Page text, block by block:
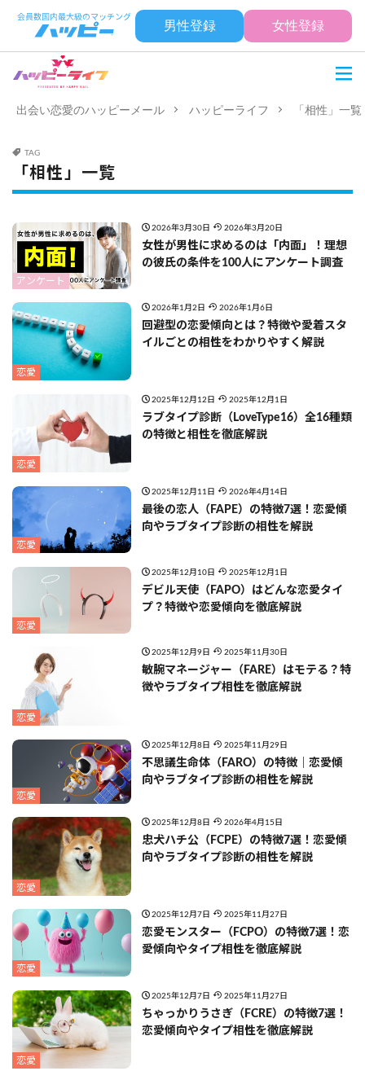
男性登録 女性登録
出会い恋愛のハッピーメール ハッピーライフ 「相性」一覧
TAG
「相性」一覧
アンケート
2026年3月30日 2026年3月20日
女性が男性に求めるのは「内面」！理想
の彼氏の条件を100人にアンケート調査
恋愛
2026年1月2日 2026年1月6日
回避型の恋愛傾向とは？特徴や愛着スタ
イルごとの相性をわかりやすく解説
恋愛
2025年12月12日 2025年12月1日
ラブタイプ診断（LoveType16）全16種類
の特徴と相性を徹底解説
恋愛
2025年12月11日 2026年4月14日
最後の恋人（FAPE）の特徴7選！恋愛傾
向やラブタイプ診断の相性を解説
恋愛
2025年12月10日 2025年12月1日
デビル天使（FAPO）はどんな恋愛タイ
プ？特徴や恋愛傾向を徹底解説
恋愛
2025年12月9日 2025年11月30日
敏腕マネージャー（FARE）はモテる？特
徴やラブタイプ相性を徹底解説
恋愛
2025年12月8日 2025年11月29日
不思議生命体（FARO）の特徴｜恋愛傾
向やラブタイプ診断の相性を解説
恋愛
2025年12月8日 2026年4月15日
忠犬ハチ公（FCPE）の特徴7選！恋愛傾
向やラブタイプ診断の相性を解説
恋愛
2025年12月7日 2025年11月27日
恋愛モンスター（FCPO）の特徴7選！恋
愛傾向やタイプ相性を徹底解説
恋愛
2025年12月7日 2025年11月27日
ちゃっかりうさぎ（FCRE）の特徴7選！
恋愛傾向やタイプ相性を徹底解説